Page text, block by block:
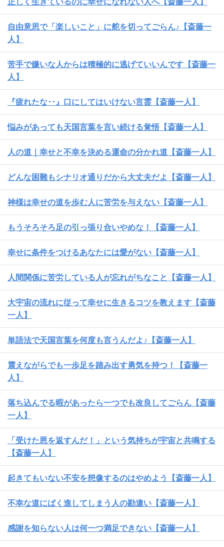
正しく生きているのに幸せになれない人へ【斎藤一人】
自由意思で「楽しいこと」に舵を切ってごらん♪【斎藤一
人】
苦手で嫌いな人からは積極的に逃げていいんです【斎藤一
人】
『疲れたな･･』口にしてはいけない言霊【斎藤一人】
悩みがあっても天国言葉を言い続ける覚悟【斎藤一人】
人の道｜幸せと不幸を決める運命の分かれ道【斎藤一人】
どんな困難もシナリオ通りだから大丈夫だよ【斎藤一人】
神様は幸せの道を歩む人に苦労を与えない【斎藤一人】
もうそろそろ足の引っ張り合いやめな！【斎藤一人】
幸せに条件をつけるあなたには愛がない【斎藤一人】
人間関係に苦労している人が忘れがちなこと【斎藤一人】
大宇宙の流れに従って幸せに生きるコツを教えます【斎藤
一人】
単語法で天国言葉を何度も言うんだよ♪【斎藤一人】
震えながらでも一歩足を踏み出す勇気を持つ！【斎藤一
人】
落ち込んでる暇があったら一つでも改良してごらん【斎藤
一人】
「受けた恩を返すんだ！」という気持ちが宇宙と共鳴する
【斎藤一人】
起きてもいない不安を想像するのはやめよう【斎藤一人】
不幸な道にばく進してしまう人の勘違い【斎藤一人】
感謝を知らない人は何一つ満足できない【斎藤一人】